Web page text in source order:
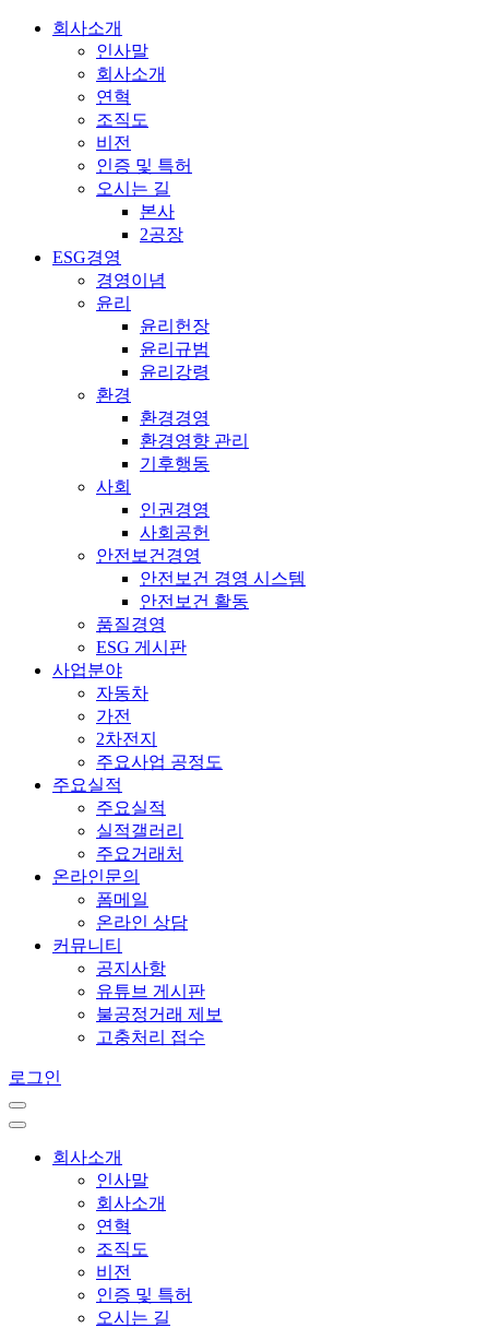
회사소개
인사말
회사소개
연혁
조직도
비전
인증 및 특허
오시는 길
본사
2공장
ESG경영
경영이념
윤리
윤리헌장
윤리규범
윤리강령
환경
환경경영
환경영향 관리
기후행동
사회
인권경영
사회공헌
안전보건경영
안전보건 경영 시스템
안전보건 활동
품질경영
ESG 게시판
사업분야
자동차
가전
2차전지
주요사업 공정도
주요실적
주요실적
실적갤러리
주요거래처
온라인문의
폼메일
온라인 상담
커뮤니티
공지사항
유튜브 게시판
불공정거래 제보
고충처리 접수
로그인
회사소개
인사말
회사소개
연혁
조직도
비전
인증 및 특허
오시는 길